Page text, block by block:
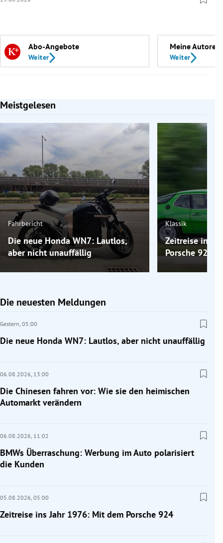
Abo-Angebote
Weiter
Meine Autoren
Weiter
Meistgelesen
Slide 1 von 7
Fahrbericht
Die neue Honda WN7: Lautlos,
aber nicht unauffällig
Klassik
Zeitreise ins
Porsche 924
Die neuesten Meldungen
Gestern, 05:00
Die neue Honda WN7: Lautlos, aber nicht unauffällig
06.08.2026, 13:00
Die Chinesen fahren vor: Wie sie den heimischen
Automarkt verändern
06.08.2026, 11:02
BMWs Überraschung: Werbung im Auto polarisiert
die Kunden
05.08.2026, 05:00
Zeitreise ins Jahr 1976: Mit dem Porsche 924